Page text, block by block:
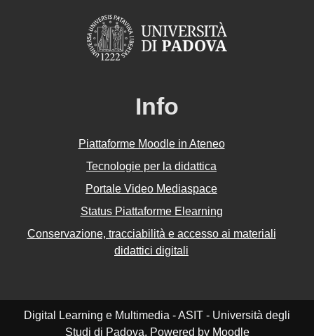
Info
Piattaforme Moodle in Ateneo
Tecnologie per la didattica
Portale Video Mediaspace
Status Piattaforme Elearning
Conservazione, tracciabilità e accesso ai materiali
didattici digitali
Digital Learning e Multimedia - ASIT - Università degli
Studi di Padova. Powered by Moodle